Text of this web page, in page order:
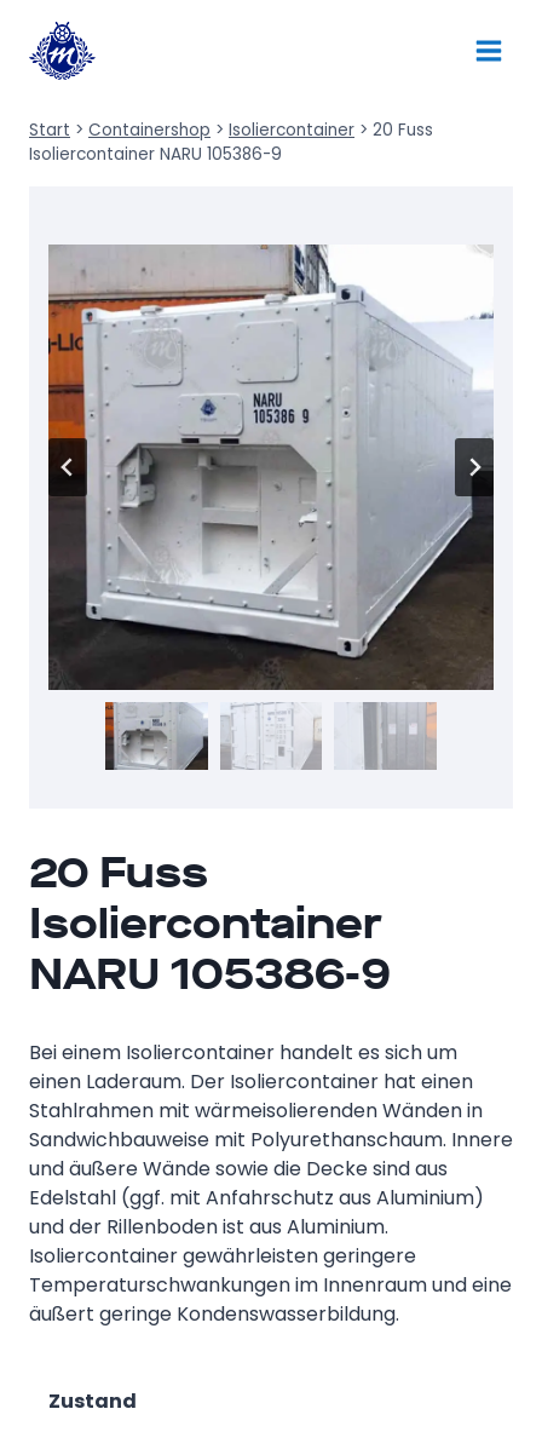
Inhalt
springen
Start > Containershop > Isoliercontainer > 20 Fuss
Isoliercontainer NARU 105386-9
20 Fuss
Isoliercontainer
NARU 105386-9
Bei einem Isoliercontainer handelt es sich um
einen Laderaum. Der Isoliercontainer hat einen
Stahlrahmen mit wärmeisolierenden Wänden in
Sandwichbauweise mit Polyurethanschaum. Innere
und äußere Wände sowie die Decke sind aus
Edelstahl (ggf. mit Anfahrschutz aus Aluminium)
und der Rillenboden ist aus Aluminium.
Isoliercontainer gewährleisten geringere
Temperaturschwankungen im Innenraum und eine
äußert geringe Kondenswasserbildung.
Zustand